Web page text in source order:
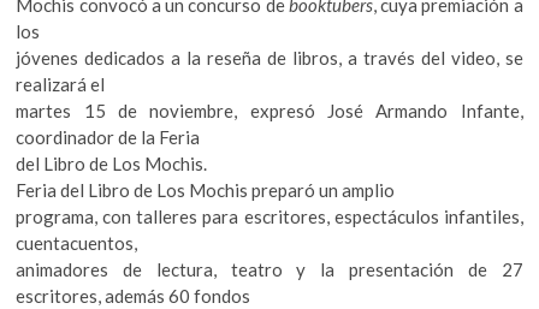
los
jóvenes dedicados a la reseña de libros, a través del video, se
realizará el
martes 15 de noviembre, expresó José Armando Infante,
coordinador de la Feria
del Libro de Los Mochis.
Feria del Libro de Los Mochis preparó un amplio
programa, con talleres para escritores, espectáculos infantiles,
cuentacuentos,
animadores de lectura, teatro y la presentación de 27
escritores, además 60 fondos